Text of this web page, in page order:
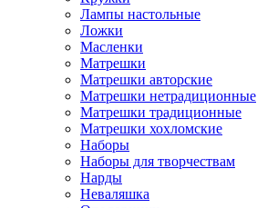
Лампы настольные
Ложки
Масленки
Матрешки
Матрешки авторские
Матрешки нетрадиционные
Матрешки традиционные
Матрешки хохломские
Наборы
Наборы для творчествам
Нарды
Неваляшка